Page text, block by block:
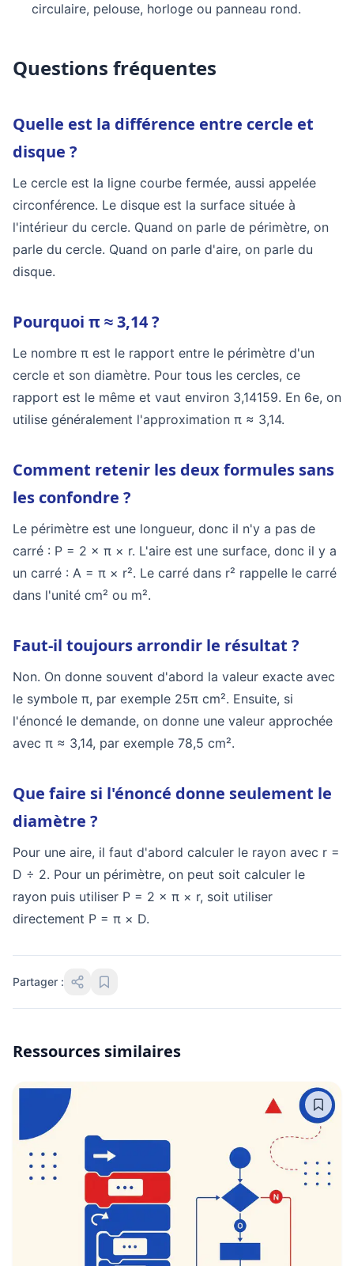
circulaire, pelouse, horloge ou panneau rond.
Questions fréquentes
Quelle est la différence entre cercle et
disque ?
Le cercle est la ligne courbe fermée, aussi appelée
circonférence. Le disque est la surface située à
l'intérieur du cercle. Quand on parle de périmètre, on
parle du cercle. Quand on parle d'aire, on parle du
disque.
Pourquoi π ≈ 3,14 ?
Le nombre π est le rapport entre le périmètre d'un
cercle et son diamètre. Pour tous les cercles, ce
rapport est le même et vaut environ 3,14159. En 6e, on
utilise généralement l'approximation π ≈ 3,14.
Comment retenir les deux formules sans
les confondre ?
Le périmètre est une longueur, donc il n'y a pas de
carré : P = 2 × π × r. L'aire est une surface, donc il y a
un carré : A = π × r². Le carré dans r² rappelle le carré
dans l'unité cm² ou m².
Faut-il toujours arrondir le résultat ?
Non. On donne souvent d'abord la valeur exacte avec
le symbole π, par exemple 25π cm². Ensuite, si
l'énoncé le demande, on donne une valeur approchée
avec π ≈ 3,14, par exemple 78,5 cm².
Que faire si l'énoncé donne seulement le
diamètre ?
Pour une aire, il faut d'abord calculer le rayon avec r =
D ÷ 2. Pour un périmètre, on peut soit calculer le
rayon puis utiliser P = 2 × π × r, soit utiliser
directement P = π × D.
Partager :
Ressources similaires